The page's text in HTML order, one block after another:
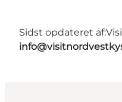
Sidst opdateret af: